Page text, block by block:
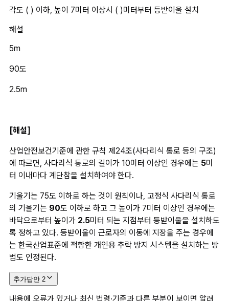
각도 ( ) 이하, 높이 7미터 이상시 ( )미터부터 등받이울 설치
해설
5m
90도
2.5m
[해설]
산업안전보건기준에 관한 규칙 제24조(사다리식 통로 등의 구조)
에 따르면, 사다리식 통로의 길이가 10미터 이상인 경우에는 5미
터 이내마다 계단참을 설치하여야 한다.
기울기는 75도 이하로 하는 것이 원칙이나, 고정식 사다리식 통로
의 기울기는 90도 이하로 하고 그 높이가 7미터 이상인 경우에는
바닥으로부터 높이가 2.5미터 되는 지점부터 등받이울을 설치하도
록 정하고 있다. 등받이울이 근로자의 이동에 지장을 주는 경우에
는 한국산업표준에 적합한 개인용 추락 방지 시스템을 설치하는 방
법도 인정된다.
추가답안 2
내용에 오류가 있거나 최신 법령·기준과 다른 부분이 보이면 알려